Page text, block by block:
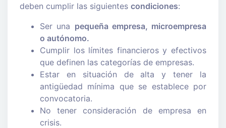
deben cumplir las siguientes condiciones:
Ser una pequeña empresa, microempresa
o autónomo.
Cumplir los límites financieros y efectivos
que definen las categorías de empresas.
Estar en situación de alta y tener la
antigüedad mínima que se establece por
convocatoria.
No tener consideración de empresa en
crisis.